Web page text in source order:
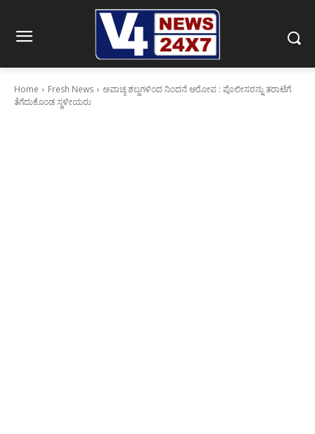
Home Fresh News
ಅವಾಚ್ಯ ಶಬ್ದಗಳಿಂದ ನಿಂದನೆ ಆರೋಪ : ಪೊಲೀಸರನ್ನು ತರಾಟೆಗೆ
ತೆಗೆದುಕೊಂಡ ಸ್ಥಳೀಯರು